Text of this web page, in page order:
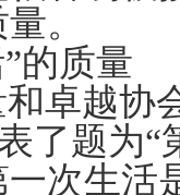
。
的质量
卓越协
了题为“
次生活